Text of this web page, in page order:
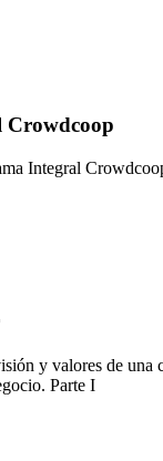
Crowdcoop
Integral
y valores de
Parte I